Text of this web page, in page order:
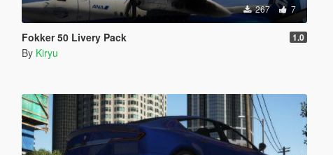
267 7
Fokker 50 Livery Pack 1.0
By Kiryu